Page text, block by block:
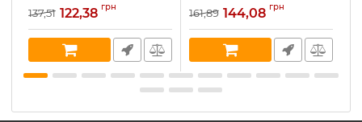
(703-3088-129)
Артикул:703-3088-129
В наявності:
137,51 122,38 грн
(703-3088-127B)
Артикул:703-3088-127B
В наявності:
161,89 144,08 грн